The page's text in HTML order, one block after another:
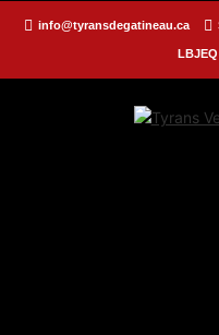
info@tyransdegatineau.ca
LBJEQ